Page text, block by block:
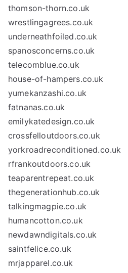
thomson-thorn.co.uk
wrestlingagrees.co.uk
underneathfoiled.co.uk
spanosconcerns.co.uk
telecomblue.co.uk
house-of-hampers.co.uk
yumekanzashi.co.uk
fatnanas.co.uk
emilykatedesign.co.uk
crossfelloutdoors.co.uk
yorkroadreconditioned.co.uk
rfrankoutdoors.co.uk
teaparentrepeat.co.uk
thegenerationhub.co.uk
talkingmagpie.co.uk
humancotton.co.uk
newdawndigitals.co.uk
saintfelice.co.uk
mrjapparel.co.uk